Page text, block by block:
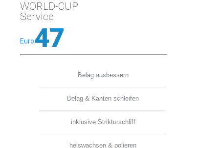
WORLD-CUP
Service
Euro47
Belag ausbessern
Belag & Kanten schleifen
inklusive Strikturschliff
heiswachsen & polieren